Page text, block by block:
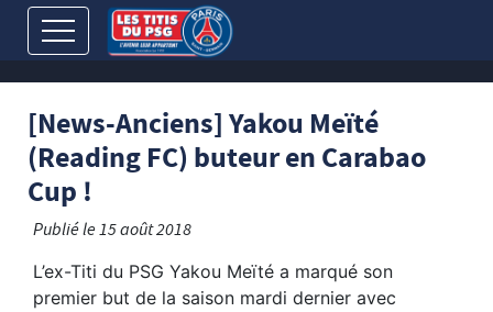
[News-Anciens] Yakou Meïté
(Reading FC) buteur en Carabao
Cup !
Publié le15 août 2018
L’ex-Titi du PSG Yakou Meïté a marqué son
premier but de la saison mardi dernier avec